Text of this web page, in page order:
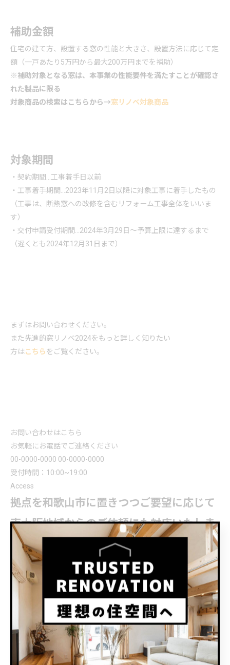
補助金額
住宅の建て方、設置する窓の性能と大きさ、設置方法に応じて定
額（一戸あたり5万円から最大200万円までを補助）
※補助対象となる窓は、本事業の性能要件を満たすことが確認さ
れた製品に限る
対象商品の検索はこちらから→窓リノベ対象商品
対象期間
・契約期間…工事着手日以前
・工事着手期間…2023年11月2日以降に対象工事に着手したもの
（工事は、断熱窓への改修を含む リフォーム工事全体をいいま
す）
・交付申請受付期間…2024年3月29日～予算上限に達するまで
（遅くとも2024年12月31日まで）
まずはお問い合わせください。
また先進的窓リノベ2024をもっと詳しく知りたい
方はこちらをご覧ください。
お問い合わせはこちら
お気軽にお電話でご連絡ください
00-0000-0000 00-0000-0000
受付時間：10:00~19:00
Access
拠点を和歌山市に置きつつご要望に応じて
南大阪地域からのご依頼にも対応いたしま
す
概要
屋号名
T・CRAFTヤマトシ株式会社
和歌山県和歌山市 伊太祈曽71-4
073-412-0027
8:00 〜 20:00
定休日
年末年始
対応エリア和歌山市を中心に和歌山県内から南大阪地域など
アクセス